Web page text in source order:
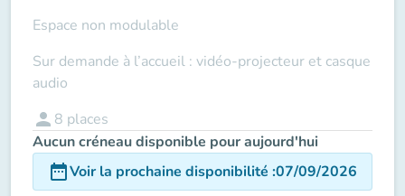
Espace non modulable
Sur demande à l’accueil : vidéo-projecteur et casque
audio
person 8 places
Aucun créneau disponible pour aujourd'hui
date_rangeVoir la prochaine disponibilité :07/09/2026